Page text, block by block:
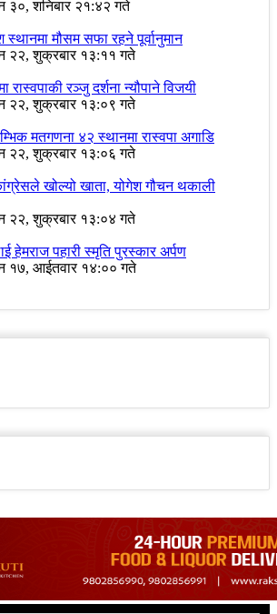
३०, शनिबार २१:४२ गते
मौसम सफा रहने पूर्वानुमान
२२, शुक्रबार १३:११ गते
रास्वपाकी रञ्जु दर्शना न्यौपाने विजयी
२२, शुक्रबार १३:०९ गते
मतगणना ४२ स्थानमा रास्वपा अगाडि
२२, शुक्रबार १३:०६ गते
खोल्यो खाता, योगेश गौचन थकाली
२२, शुक्रबार १३:०४ गते
हेमराज पहारी स्मृति पुरस्कार अर्पण
१७, आईतवार १४:०० गते